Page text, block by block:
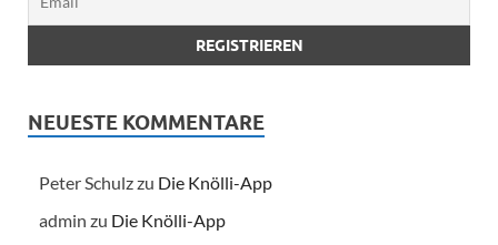
NEUESTE KOMMENTARE
Peter Schulzzu Die Knölli-App
admin zu Die Knölli-App